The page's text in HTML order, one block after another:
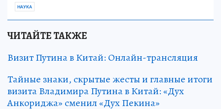
НАУКА
ЧИТАЙТЕ ТАКЖЕ
Визит Путина в Китай: Онлайн-трансляция
Тайные знаки, скрытые жесты и главные итоги
визита Владимира Путина в Китай: «Дух
Анкориджа» сменил «Дух Пекина»